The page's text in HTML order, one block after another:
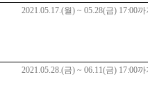
2021.05.17.(월) ~ 05.28(금) 17:00까
2021.05.28.(금) ~ 06.11(금) 17:00까